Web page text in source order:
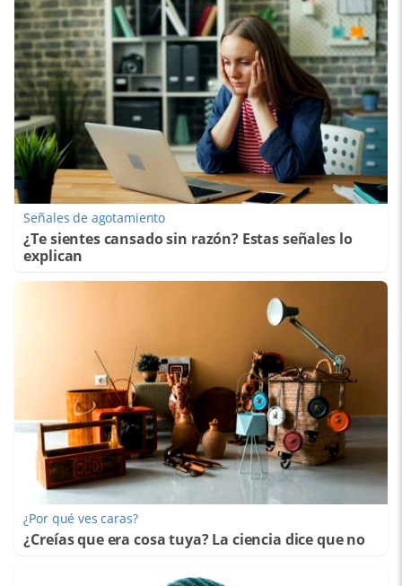
Señales de agotamiento
¿Te sientes cansado sin razón? Estas señales lo
explican
¿Por qué ves caras?
¿Creías que era cosa tuya? La ciencia dice que no